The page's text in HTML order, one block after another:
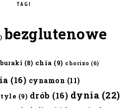
TAGI
bezglutenowe
buraki (8) chia (9) chorizo (6)
(16) cynamon (11)
(9) drób (16) dynia (22)